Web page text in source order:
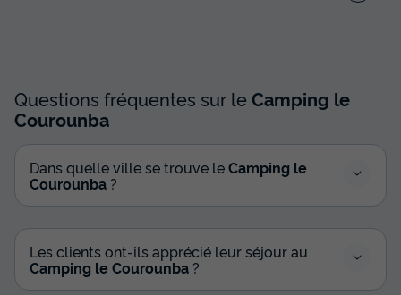
Questions fréquentes sur leCamping le
Courounba
Dans quelle ville se trouve leCamping le
Courounba ?
Les clients ont-ils apprécié leur séjour au
Camping le Courounba ?